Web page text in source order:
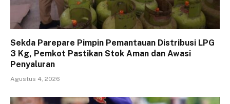
Sekda Parepare Pimpin Pemantauan Distribusi LPG
3 Kg, Pemkot Pastikan Stok Aman dan Awasi
Penyaluran
Agustus 4, 2026